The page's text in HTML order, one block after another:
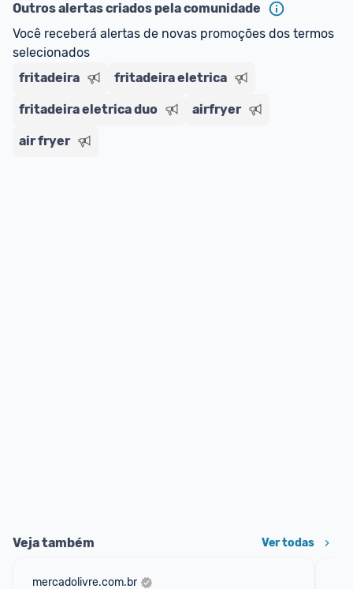
Outros alertas criados pela comunidade
Você receberá alertas de novas promoções dos termos
selecionados
fritadeira
fritadeira eletrica
fritadeira eletrica duo airfryer
air fryer
Veja também Ver todas
mercadolivre.com.br